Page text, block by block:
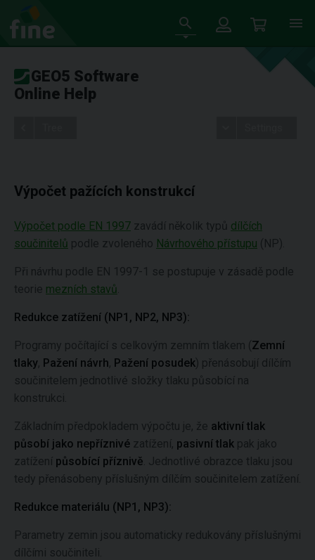
GEO5 Software
Online Help
Výpočet pažících konstrukcí
Výpočet podle EN 1997 zavádí několik typů dílčích
součinitelů podle zvoleného Návrhového přístupu (NP).
Při návrhu podle EN 1997-1 se postupuje v zásadě podle
teorie mezních stavů
Redukce zatížení (NP1, NP2, NP3):
Programy počítající s celkovým zemním tlakem ( Zemní
tlaky, Pažení návrh, Pažení posudek) přenásobují dílčím
součinitelem jednotlivé složky tlaku působící na
konstrukci.
Základním předpokladem výpočtu je, že aktivní tlak
působí jako nepříznivé zatížení, pasivní tlak pak jako
zatížení působící příznivě . Jednotlivé obrazce tlaku jsou
tedy přenásobeny příslušným dílčím součinitelem zatížení.
Redukce materiálu (NP1, NP3):
Parametry zemin jsou automaticky redukovány příslušnými
dílčími součiniteli.